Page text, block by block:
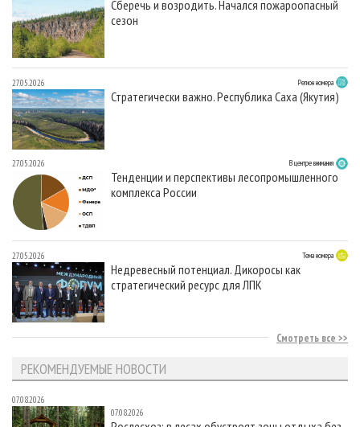
Сберечь и возродить. Начался пожароопасный
сезон
27.05.2026 Регион номера
Стратегически важно. Республика Саха (Якутия)
27.05.2026 В центре внимания
Тенденции и перспективы лесопромышленного
комплекса России
27.05.2026 Тема номера
Недревесный потенциал. Дикоросы как
стратегический ресурс для ЛПК
Смотреть все
РЕКОМЕНДУЕМЫЕ НОВОСТИ
07.08.2026
07.08.2026